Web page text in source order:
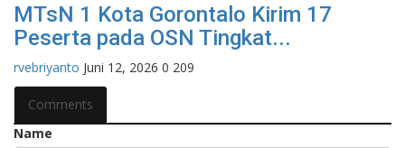
MTsN 1 Kota Gorontalo Kirim 17
Peserta pada OSN Tingkat...
rvebriyanto Juni 12, 2026 0 209
Comments
Name